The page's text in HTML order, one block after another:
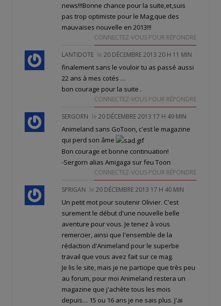
news!!!Bonne chance pour la suite,et,suis
pas trop optimiste pour le Mag,que des
mauvaises nouvelle en 2013!!!
CONNECTEZ-VOUS POUR RÉPONDRE
LANTIDOTE le 20 DÉCEMBRE 2013 20 H 11 MIN
finalement sans le vouloir tu as passé aussi
22 ans à mes cotés …
bon courage pour la suite .
CONNECTEZ-VOUS POUR RÉPONDRE
SERGORN le 20 DÉCEMBRE 2013 17 H 49 MIN
Animeland sans GoToon, c'est le magazine
qui perd son âme
Bon courage et bonne continuation!
-Sergorn alias Amigaga sur feu Toon
CONNECTEZ-VOUS POUR RÉPONDRE
SPRIGAN le 20 DÉCEMBRE 2013 17 H 40 MIN
Un petit mot pour soutenir Olivier. C'est
surement le début d'une nouvelle belle
aventure pour vous. Je tenez à vous
remercier, ainsi que l'ensemble de la
rédaction d'Animeland pour le superbe
travail que vous avez fait sur ce mag.
Je lis le site, mais je ne participe que très peu
au forum, pour moi Animeland restera un
magazine que j'achète tous les mois
depuis… 15 ou 16 ans je ne sais plus. J'ai